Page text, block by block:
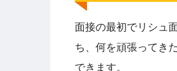
面接の最初でリシュ
ち、何を頑張ってき
できます。